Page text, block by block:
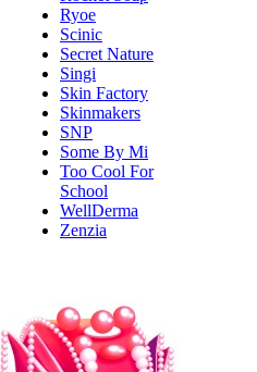
Ryoe
Scinic
Secret Nature
Singi
Skin Factory
Skinmakers
SNP
Some By Mi
Too Cool For
School
WellDerma
Zenzia